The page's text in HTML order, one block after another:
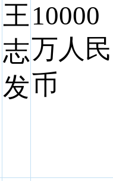
王
志
发
10000
万人民
币